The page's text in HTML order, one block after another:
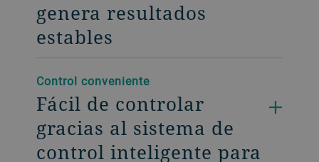
genera resultados
estables
Control conveniente
Fácil de controlar
gracias al sistema de
control inteligente para